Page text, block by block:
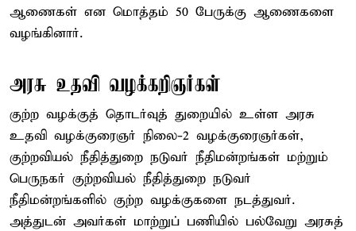
ஆணைகள் என‌ மொத்தம் 50 பேருக்கு ஆணைகளை
வழங்கினார்.
அரசு உதவி வழக்கறிஞர்கள்
குற்ற வழக்குத் தொடர்வுத் துறையில் உள்ள அரசு
உதவி வழக்குரைஞர் நிலை-2 வழக்குரைஞர்கள்,
குற்றவியல் நீதித்துறை நடுவர் நீதிமன்றங்கள் மற்றும்
பெருநகர் குற்றவியல் நீதித்துறை நடுவர்
நீதிமன்றங்களில் குற்ற வழக்குகளை நடத்துவர்.
அத்துடன் அவர்கள் மாற்றுப் பணியில் பல்வேறு அரசுத்